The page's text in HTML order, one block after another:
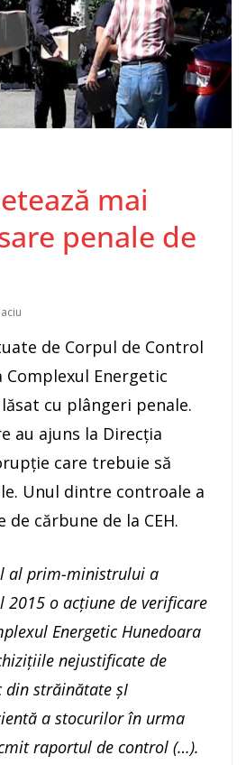
mai
penale de
de Corpul de Control
Energetic
cu plângeri penale.
au ajuns la Direcția
care trebuie să
Unul dintre controale a
cărbune de la CEH.
al prim-ministrului a
2015 o acțiune de verificare
Energetic Hunedoara
nejustificate de
din străinătate șI
a stocurilor în urma
raportul de control (…).